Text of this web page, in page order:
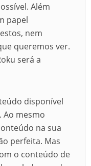
Além
papel
nem
queremos ver.
será a
disponível
Ao mesmo
na sua
perfeita. Mas
o conteúdo de